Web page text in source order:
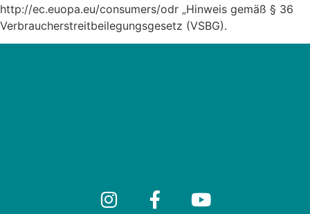
http://ec.euopa.eu/consumers/odr „Hinweis gemäß § 36
Verbraucherstreitbeilegungsgesetz (VSBG).